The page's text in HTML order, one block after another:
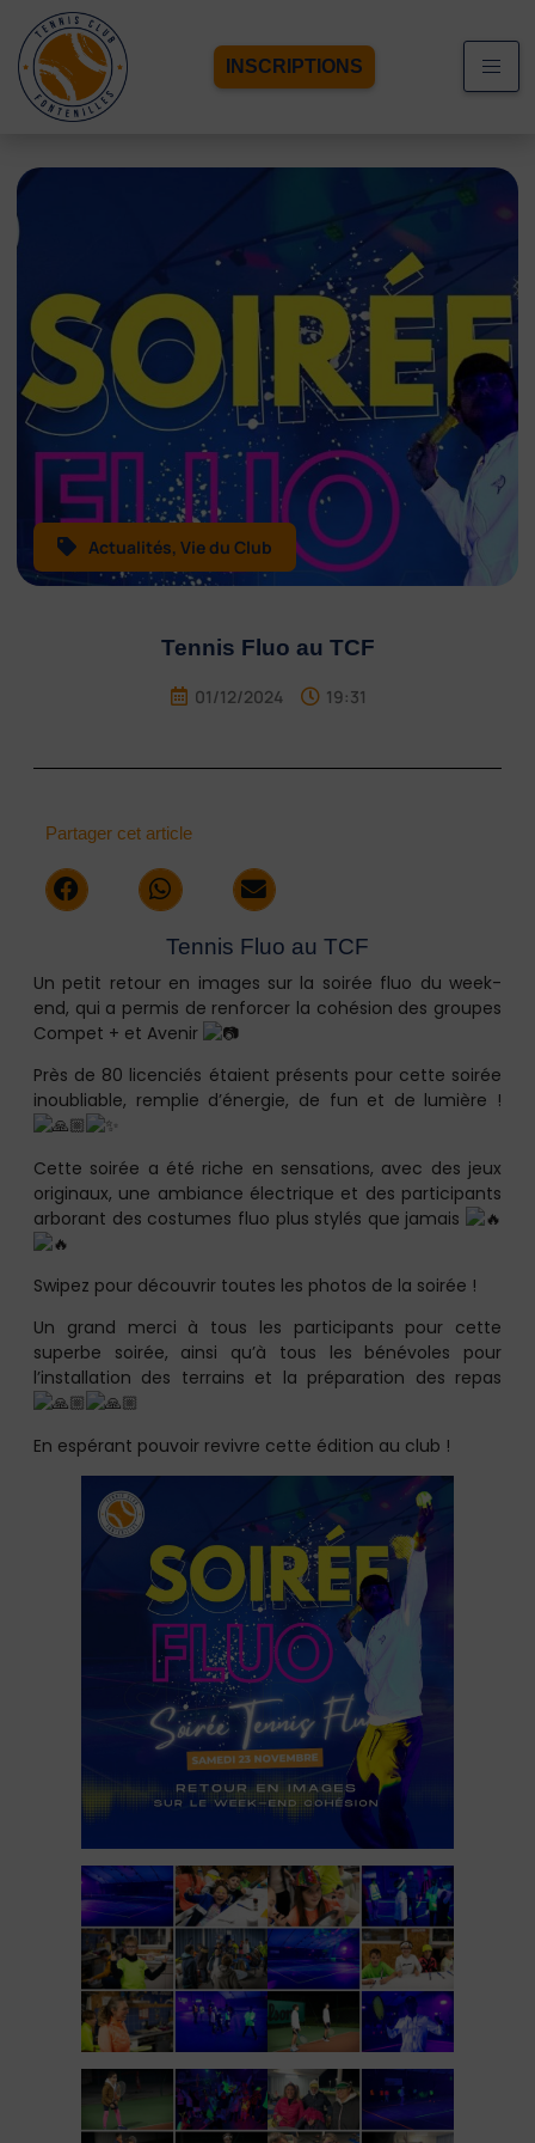
INSCRIPTIONS
Actualités, Vie du Club
Tennis Fluo au TCF
01/12/2024 19:31
Partager cet article
Tennis Fluo au TCF
Un petit retour en images sur la soirée fluo du week-
end, qui a permis de renforcer la cohésion des groupes
Compet + et Avenir
Près de 80 licenciés étaient présents pour cette soirée
inoubliable, remplie d’énergie, de fun et de lumière !
Cette soirée a été riche en sensations, avec des jeux
originaux, une ambiance électrique et des participants
arborant des costumes fluo plus stylés que jamais
Swipez pour découvrir toutes les photos de la soirée !
Un grand merci à tous les participants pour cette
superbe soirée, ainsi qu’à tous les bénévoles pour
l’installation des terrains et la préparation des repas
En espérant pouvoir revivre cette édition au club !